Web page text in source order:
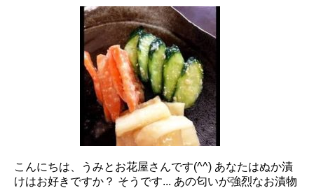
こんにちは、うみとお花屋さんです(^^) あなたはぬか漬
けはお好きですか？ そうです... あの匂いが強烈なお漬物